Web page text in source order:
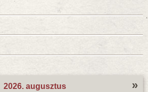
2026. augusztus »